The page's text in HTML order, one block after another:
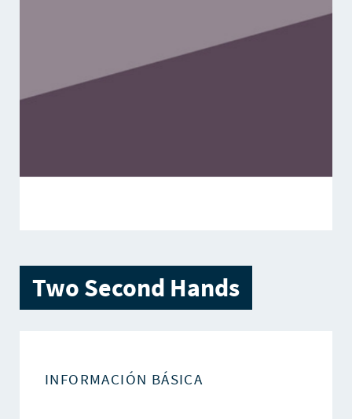
Two Second Hands
INFORMACIÓN BÁSICA